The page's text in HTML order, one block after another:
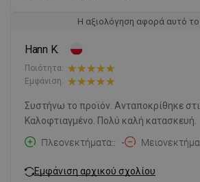
Η αξιολόγηση αφορά αυτό το
Hann K.
Ποιότητα:
Εμφάνιση:
Συστήνω το προϊόν. Ανταποκρίθηκε
Καλοφτιαγμένο. Πολύ καλή κατασκευή.
Πλεονεκτήματα:
-
Εμφάνιση αρχικού σχολίου